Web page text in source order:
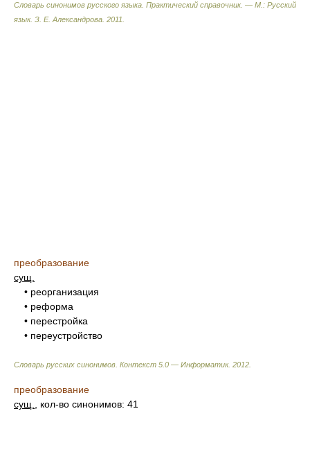
Словарь синонимов русского языка. Практический справочник. — М.: Русский
язык. З. Е. Александрова 2011
преобразование
сущ.
• реорганизация
• реформа
• перестройка
• переустройство
Словарь русских синонимов. Контекст 5.0 — Информатик. 2012
преобразование
сущ.
, кол-во синонимов: 41